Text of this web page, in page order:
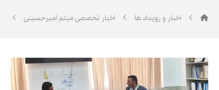
اخبار و رویداد ها اخبار تخصصی میثم امیرحسینی